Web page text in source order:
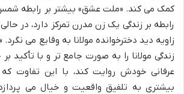
کمک می کند. «ملت عشق» بیشتر بر رابطه شمس
رابطه بر زندگی یک زن مدرن تمرکز دارد، در
زاویه دید دخترخوانده مولانا به وقایع می
زندگی مولانا را به صورت جامع تر و با تأکید
عرفانی خودش روایت کند، با این تفاوت
بیشتری به تلفیق واقعیت و خیال می پردازد